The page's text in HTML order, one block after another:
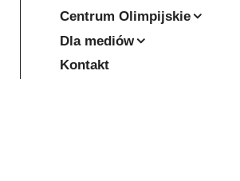
Centrum Olimpijskie
Dla mediów
Kontakt